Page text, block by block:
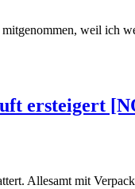
weil ich
ersteigert
Allesamt mit